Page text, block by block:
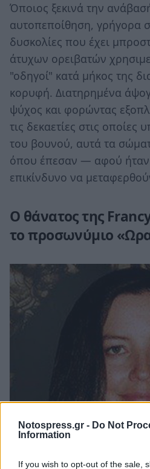
Notospress.gr - Do Not
Information
If you wish to opt-out of the sale,
Όποιος ξεκινά την
αυτοπεποίθηση, γρήγορα
δυσκολίες που έχει
άτυχων ορειβατών
"οδηγοί" κατά μήκος της
κορυφή. Διατηρημένα
ψύχος και φορώντας
τις δεκαετίες στις
του βουνού, αυτά τα
όπου έπεσαν — αφού ήταν
επικίνδυνο να
Ο θάνατος της
το προσωνύμιο